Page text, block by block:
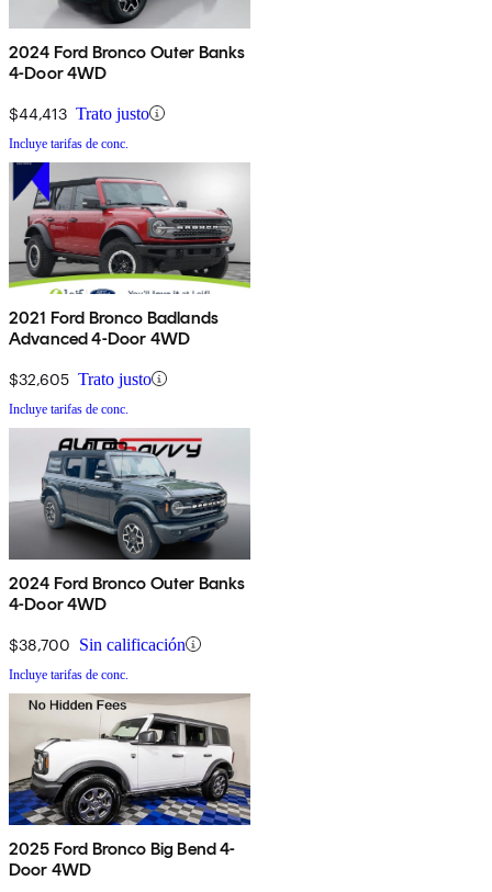
2024 Ford Bronco Outer Banks
4-Door 4WD
$44,413 Trato justo
Incluye tarifas de conc.
2021 Ford Bronco Badlands
Advanced 4-Door 4WD
$32,605 Trato justo
Incluye tarifas de conc.
2024 Ford Bronco Outer Banks
4-Door 4WD
$38,700 Sin calificación
Incluye tarifas de conc.
2025 Ford Bronco Big Bend 4-
Door 4WD